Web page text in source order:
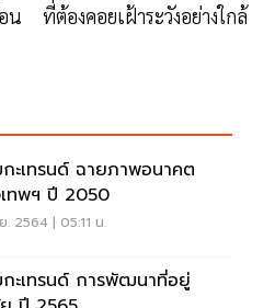
น ที่ต้องคอยเฝ้าระวังอย่างใกล้
กะเทรนด์ ฉายภาพอนาคต
ทพฯ ปี 2050
. 2564 | 05:11 น.
กะเทรนด์ การพัฒนาที่อยู่